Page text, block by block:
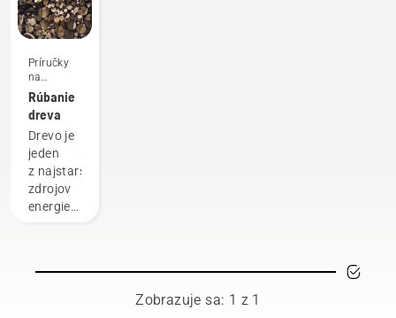
Príručky
na
používanie
Rúbanie
dreva
Drevo je
jeden
z najstarších
zdrojov
energie,
So
Zobrazuje sa: 1 z 1